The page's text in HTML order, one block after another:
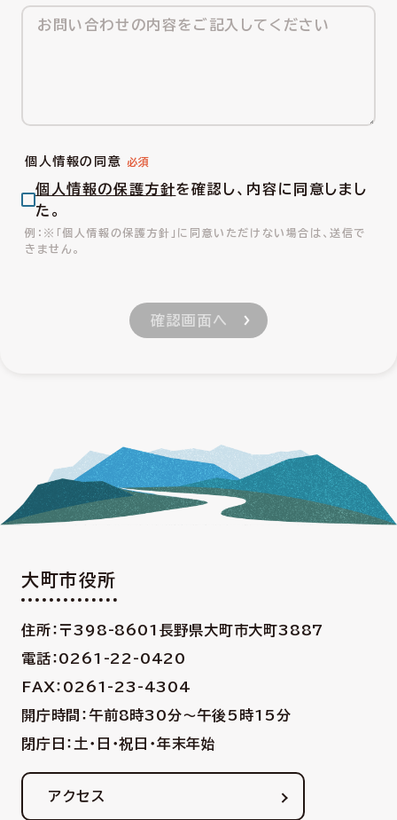
個人情報の同意
個人情報の保護方針を確認し、内容に同意しまし
た。
※「個人情報の保護方針」に同意いただけない場合は、送信で
きません。
大町市役所
住所：〒398-8601 長野県大町市大町3887
電話：0261-22-0420
FAX：0261-23-4304
開庁時間：午前8時30分〜午後5時15分
閉庁日：土・日・祝日・年末年始
アクセス